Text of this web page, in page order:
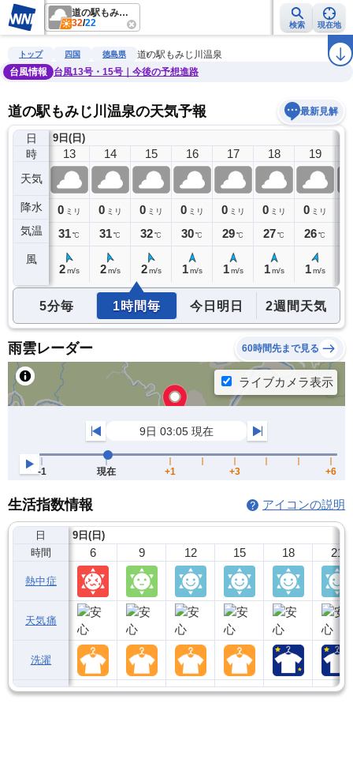
道の駅もみじ川温泉
32/22 検索 現在地
雨雲レーダー 台風情報 地震情報 警報・注意報 ラ
トップ 四国 徳島県
道の駅もみじ川温泉
台風情報
台風13号・15号｜今後の予想進路
道の駅もみじ川温泉の天気予報 最新見解
日
時
天気
降水
気温
風
9日(日)
12
0ミリ
31℃
13
0 ミリ
31℃
2 m/s
14
0 ミリ
31℃
2 m/s
15
0 ミリ
32℃
2 m/s
16
0 ミリ
30℃
1 m/s
17
0 ミリ
29℃
1 m/s
18
0 ミリ
27℃
1 m/s
19
0 ミリ
26℃
1 m/s
5分毎 1時間毎 今日明日 2週間天気
雨雲レーダー 60時間先まで見る
生活指数情報 アイコンの説明
日
時間
熱中症
天気痛
洗濯
9日(日)
6 9 12 15 18 21